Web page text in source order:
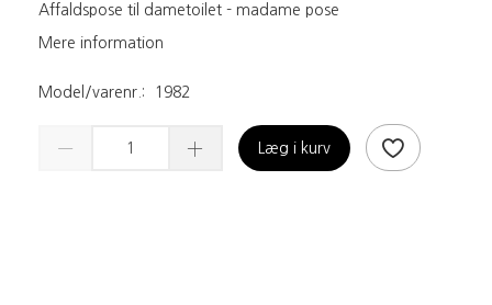
Affaldspose til dametoilet - madame pose
Mere information
Model/varenr.: 1982
Læg i kurv